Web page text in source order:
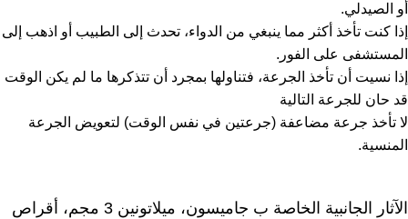
أو الصيدلي.
إذا كنت تأخذ أكثر مما ينبغي من الدواء، تحدث إلى الطبيب أو اذهب إلى
المستشفى على الفور.
إذا نسيت أن تأخذ الجرعة، فتناولها بمجرد أن تتذكرها ما لم يكن الوقت
قد حان للجرعة التالية
لا تأخذ جرعة مضاعفة (جرعتين في نفس الوقت) لتعويض الجرعة
المنسية.
الآثار الجانبية الخاصة ب جاميسون، ميلاتونين 3 مجم، أقراص